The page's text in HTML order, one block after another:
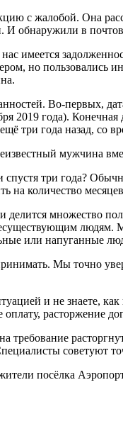
с жалобой. Она
И обнаружили в
имеется
но пользовались
Во-первых,
2019 года).
три года назад, со
мужчина
три года?
на количество
множество
людям.
или напуганные
Мы точно
и не знаете,
расторжение
требование
советуют
посёлка